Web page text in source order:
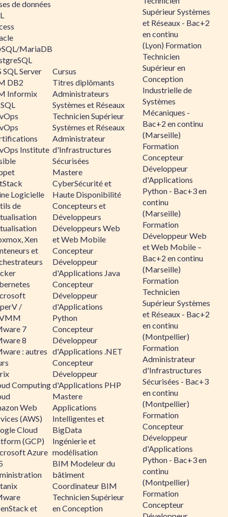
de données
MariaDB
SQL Server
DB2
Informix
Institute
Logicielle
de
Xen
et
/
7
8
: autres
Computing
Web
(AWS)
Cloud
(GCP)
Azure
et
Cursus
Titres diplômants
Administrateurs
Systèmes et Réseaux
Technicien Supérieur
Systèmes et Réseaux
Administrateur
d'Infrastructures
Sécurisées
Mastere
CyberSécurité et
Haute Disponibilité
Concepteurs et
Développeurs
Développeurs Web
et Web Mobile
Concepteur
Développeur
d'Applications Java
Concepteur
Développeur
d'Applications
Python
Concepteur
Développeur
d'Applications .NET
Concepteur
Développeur
d'Applications PHP
Mastere
Applications
Intelligentes et
BigData
Ingénierie et
modélisation
BIM Modeleur du
bâtiment
Coordinateur BIM
Technicien Supérieur
en Conception
Supérieur Systèmes
et Réseaux - Bac+2
en continu
(Lyon) Formation
Technicien
Supérieur en
Conception
Industrielle de
Systèmes
Mécaniques -
Bac+2 en continu
(Marseille)
Formation
Concepteur
Développeur
d'Applications
Python - Bac+3 en
continu
(Marseille)
Formation
Développeur Web
et Web Mobile –
Bac+2 en continu
(Marseille)
Formation
Technicien
Supérieur Systèmes
et Réseaux - Bac+2
en continu
(Montpellier)
Formation
Administrateur
d'Infrastructures
Sécurisées - Bac+3
en continu
(Montpellier)
Formation
Concepteur
Développeur
d'Applications
Python - Bac+3 en
continu
(Montpellier)
Formation
Concepteur